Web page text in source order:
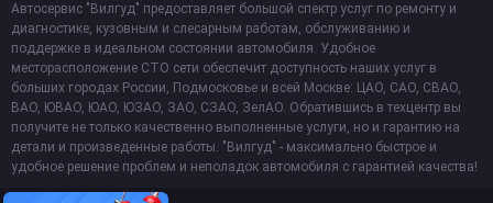
Автосервис "Вилгуд" предоставляет большой спектр услуг по ремонту и
диагностике, кузовным и слесарным работам, обслуживанию и
поддержке в идеальном состоянии автомобиля. Удобное
месторасположение СТО сети обеспечит доступность наших услуг в
больших городах России, Подмосковье и всей Москве: ЦАО, САО, СВАО,
ВАО, ЮВАО, ЮАО, ЮЗАО, ЗАО, СЗАО, ЗелАО. Обратившись в техцентр вы
получите не только качественно выполненные услуги, но и гарантию на
детали и произведенные работы. "Вилгуд" - максимально быстрое и
удобное решение проблем и неполадок автомобиля с гарантией качества!